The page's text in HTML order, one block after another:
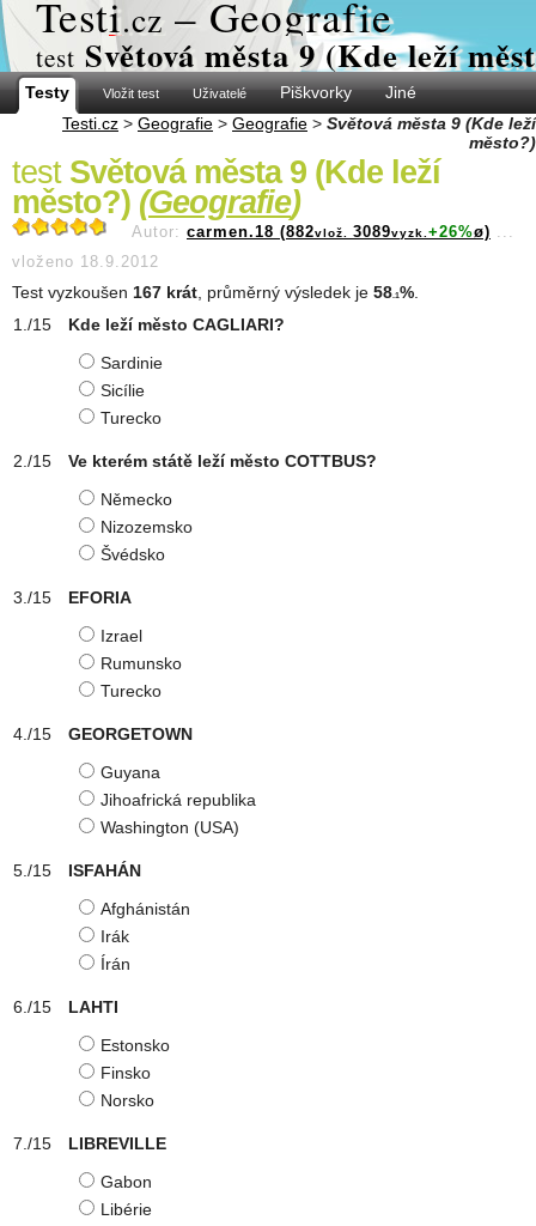
Testi.cz – Geografie
test Světová města 9 (Kde leží
Testy Vložit test Uživatelé Piškvorky
Jiné
Testi.cz > Geografie > Geografie > Světová města 9 (Kde leží
město?)
test Světová města 9 (Kde leží
město?) (Geografie)
Autor: carmen.18 (882vlož. 3089vyzk. +26%ø) ...
vloženo 18.9.2012
Test vyzkoušen 167 krát , průměrný výsledek je 58 .1 %
Kde leží město CAGLIARI?
Sardinie
Sicílie
Turecko
Ve kterém státě leží město COTTBUS?
Německo
Nizozemsko
Švédsko
EFORIA
Izrael
Rumunsko
Turecko
GEORGETOWN
Guyana
Jihoafrická republika
Washington (USA)
ISFAHÁN
Afghánistán
Irák
Írán
LAHTI
Estonsko
Finsko
Norsko
LIBREVILLE
Gabon
Libérie